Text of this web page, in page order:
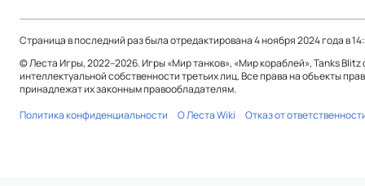
Страница в последний раз была отредактирована 4 ноября 2024 года в
© Леста Игры, 2022–2026. Игры «Мир танков», «Мир кораблей», Tanks Blitz
интеллектуальной собственности третьих лиц. Все права на объекты
принадлежат их законным правообладателям.
Политика конфиденциальности
О Леста Wiki Отказ от